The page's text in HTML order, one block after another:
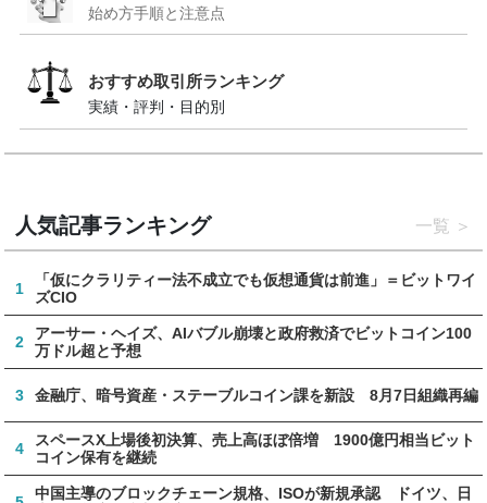
始め方手順と注意点
おすすめ取引所ランキング
実績・評判・目的別
人気記事ランキング 一覧
1
「仮にクラリティー法不成立でも仮想通貨は前進」＝ビットワイ
ズCIO
2
アーサー・ヘイズ、AIバブル崩壊と政府救済でビットコイン100
万ドル超と予想
3 金融庁、暗号資産・ステーブルコイン課を新設 8月7日組織再編
4
スペースX上場後初決算、売上高ほぼ倍増 1900億円相当ビット
コイン保有を継続
中国主導のブロックチェーン規格、ISOが新規承認 ドイツ、日